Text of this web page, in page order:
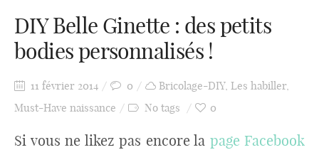
DIY Belle Ginette : des petits
bodies personnalisés !
11 février 2014 0 Bricolage-DIY, Les habiller,
Must-Have naissance
No tags 0
Si vous ne likez pas encore la page Facebook